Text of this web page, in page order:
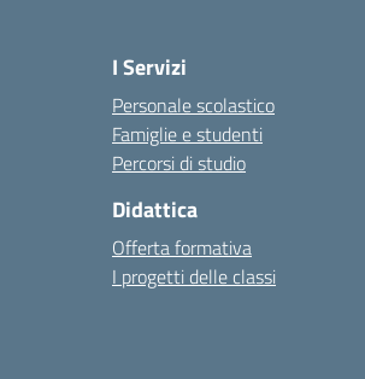
I Servizi
Personale scolastico
Famiglie e studenti
Percorsi di studio
Didattica
Offerta formativa
I progetti delle classi